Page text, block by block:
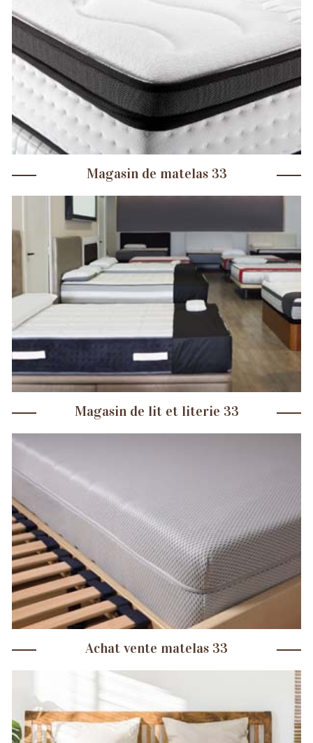
Magasin de matelas 33
Magasin de lit et literie 33
Achat vente matelas 33